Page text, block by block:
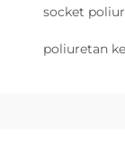
socket
poliuretan